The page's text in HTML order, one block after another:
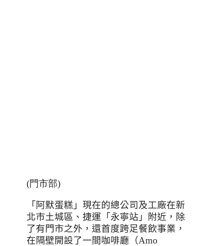
(門市部)
「阿默蛋糕」現在的總公司及工廠在新
北市土城區、捷運「永寧站」附近，除
了有門市之外，還首度跨足餐飲事業，
在隔壁開設了一間咖啡廳（Amo